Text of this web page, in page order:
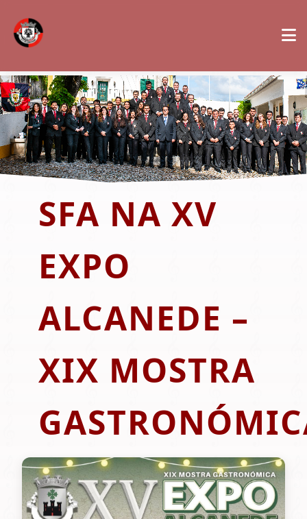
SFA NA XV
EXPO
ALCANEDE –
XIX MOSTRA